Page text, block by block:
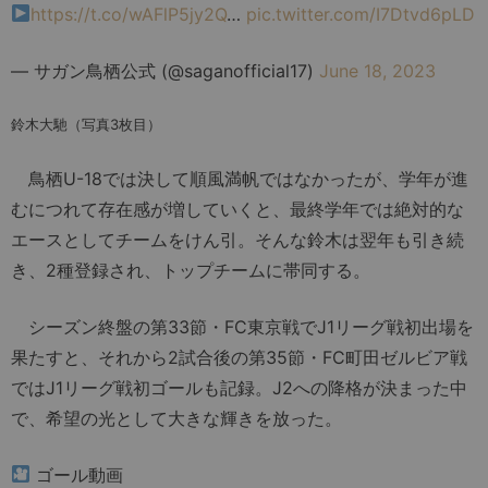
https://t.co/wAFlP5jy2Q… pic.twitter.com/I7Dtvd6pLD
— サガン鳥栖公式 (@saganofficial17) June 18, 2023
鈴木大馳（写真3枚目）
鳥栖U-18では決して順風満帆ではなかったが、学年が進
むにつれて存在感が増していくと、最終学年では絶対的な
エースとしてチームをけん引。そんな鈴木は翌年も引き続
き、2種登録され、トップチームに帯同する。
シーズン終盤の第33節・FC東京戦でJ1リーグ戦初出場を
果たすと、それから2試合後の第35節・FC町田ゼルビア戦
ではJ1リーグ戦初ゴールも記録。J2への降格が決まった中
で、希望の光として大きな輝きを放った。
ゴール動画